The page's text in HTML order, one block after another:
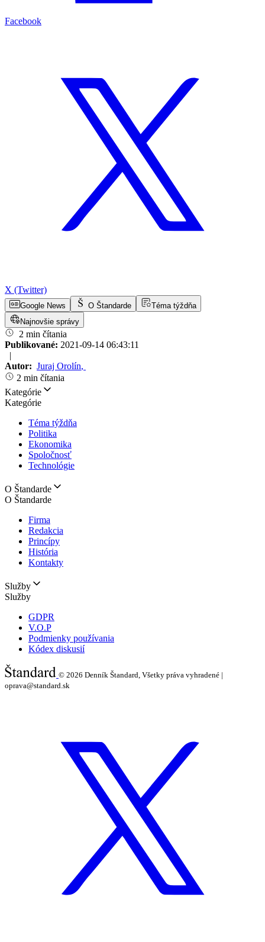
Facebook
X (Twitter)
Google News O Štandarde
Téma týždňa
Najnovšie správy
2 min čítania
Publikované: 2021-09-14 06:43:11
|
Autor: Juraj Orolín,
2 min čítania
Kategórie
Kategórie
Téma týždňa
Politika
Ekonomika
Spoločnosť
Technológie
O Štandarde
O Štandarde
Firma
Redakcia
Princípy
História
Kontakty
Služby
Služby
GDPR
V.O.P
Podmienky používania
Kódex diskusií
© 2026 Denník Štandard, Všetky práva vyhradené |
oprava@standard.sk